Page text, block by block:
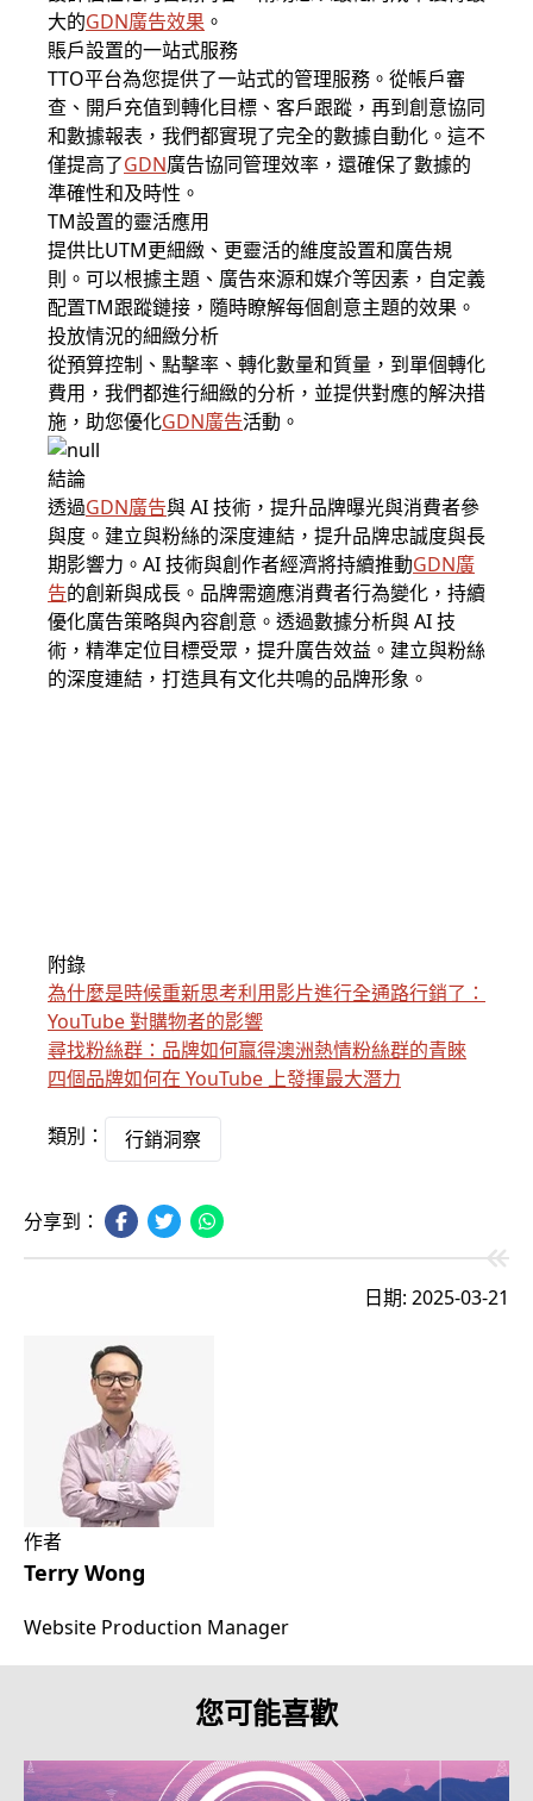
大的GDN廣告效果 。
賬戶設置的一站式服務
TTO平台為您提供了一站式的管理服務。從帳戶審
查、開戶充值到轉化目標、客戶跟蹤，再到創意協同
和數據報表，我們都實現了完全的數據自動化。這不
僅提高了GDN廣告協同管理效率，還確保了數據的
準確性和及時性。
TM設置的靈活應用
提供比UTM更細緻、更靈活的維度設置和廣告規
則。可以根據主題、廣告來源和媒介等因素，自定義
配置TM跟蹤鏈接，隨時瞭解每個創意主題的效果。
投放情況的細緻分析
從預算控制、點擊率、轉化數量和質量，到單個轉化
費用，我們都進行細緻的分析，並提供對應的解決措
施，助您優化GDN廣告活動。
結論
透過GDN廣告與 AI 技術，提升品牌曝光與消費者參
與度。建立與粉絲的深度連結，提升品牌忠誠度與長
期影響力。AI 技術與創作者經濟將持續推動GDN廣
告的創新與成長。品牌需適應消費者行為變化，持續
優化廣告策略與內容創意。透過數據分析與 AI 技
術，精準定位目標受眾，提升廣告效益。建立與粉絲
的深度連結，打造具有文化共鳴的品牌形象。
附錄
為什麼是時候重新思考利用影片進行全通路行銷了：
YouTube 對購物者的影響
尋找粉絲群：品牌如何贏得澳洲熱情粉絲群的青睞
四個品牌如何在 YouTube 上發揮最大潛力
類別： 行銷洞察
分享到：
日期: 2025-03-21
作者
Terry Wong
Website Production Manager
您可能喜歡